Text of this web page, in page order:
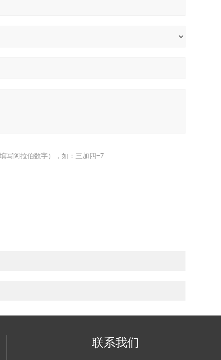
写阿拉伯数字），如：三加四=7
联系我们